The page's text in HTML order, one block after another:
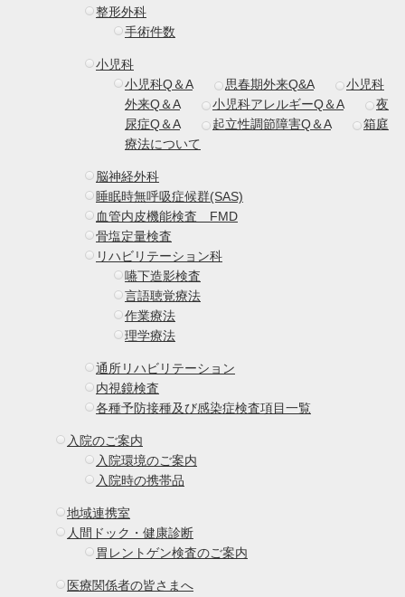
整形外科
手術件数
小児科
小児科Q＆A
思春期外来Q&A
小児科
外来Q＆A
小児科アレルギーQ＆A
夜
尿症Q＆A
起立性調節障害Q＆A
箱庭
療法について
脳神経外科
睡眠時無呼吸症候群(SAS)
血管内皮機能検査 FMD
骨塩定量検査
リハビリテーション科
嚥下造影検査
言語聴覚療法
作業療法
理学療法
通所リハビリテーション
内視鏡検査
各種予防接種及び感染症検査項目一覧
入院のご案内
入院環境のご案内
入院時の携帯品
地域連携室
人間ドック・健康診断
胃レントゲン検査のご案内
医療関係者の皆さまへ